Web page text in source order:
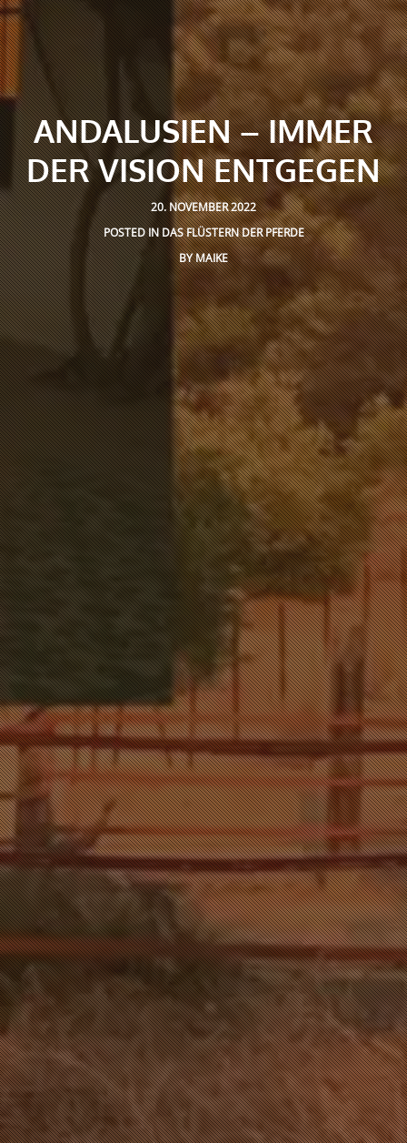
ANDALUSIEN – IMMER
DER VISION ENTGEGEN
20. NOVEMBER 2022
POSTED INDAS FLÜSTERN DER PFERDE
BYMAIKE